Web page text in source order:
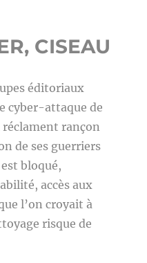
CISEAU
éditoriaux
cyber-attaque de
rançon
de ses guerriers
bloqué,
accès aux
l’on croyait à
risque de